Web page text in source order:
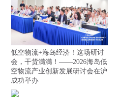
低空物流+海岛经济！这场研讨
会，干货满满！——2026海岛低
空物流产业创新发展研讨会在沪
成功举办